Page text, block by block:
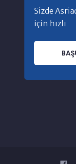
Sizde
için hızlı